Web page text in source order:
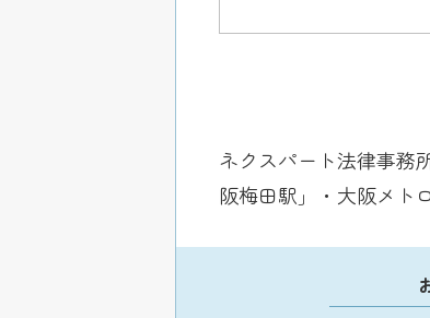
ネクスパート法律事務
阪梅田駅」・大阪メト